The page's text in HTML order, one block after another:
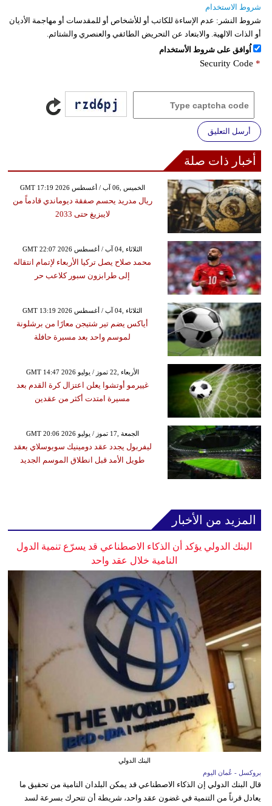
شروط الاستخدام
شروط النشر: عدم الإساءة للكاتب أو للأشخاص أو للمقدسات أو مهاجمة الأديان
أو الذات الالهية. والابتعاد عن التحريض الطائفي والعنصري والشتائم.
اُوافق على شروط الأستخدام
Security Code *
أرسل التعليق
أخبار ذات صلة
GMT 17:19 2026 الخميس ,06 آب / أغسطس
ريال مدريد يحسم صفقة ديوماندي قادماً من
لايبزيغ حتى 2033
GMT 22:07 2026 الثلاثاء ,04 آب / أغسطس
محمد صلاح يصل تركيا الأربعاء لإتمام انتقاله
إلى طرابزون سبور كلاعب حر
GMT 13:19 2026 الثلاثاء ,04 آب / أغسطس
أياكس يضم تير شتيجن معارًا من برشلونة
لموسم واحد بعد مسيرة حافلة
GMT 14:47 2026 الأربعاء ,22 تموز / يوليو
غييرمو أوتشوا يعلن اعتزال كرة القدم بعد
مسيرة امتدت أكثر من عقدين
GMT 20:06 2026 الجمعة ,17 تموز / يوليو
ليفربول يجدد عقد دومينيك سوبوسلاي بعقد
طويل الأمد قبل انطلاق الموسم الجديد
المزيد من الأخبار
البنك الدولي يؤكد أن الذكاء الاصطناعي قد يسرّع تنمية الدول
النامية خلال عقد واحد
البنك الدولي
بروكسل - عُمان اليوم
قال البنك الدولي إن الذكاء الاصطناعي قد يمكن البلدان النامية من تحقيق ما
يعادل قرناً من التنمية في غضون عقد واحد، شريطة أن تتحرك بسرعة لسد